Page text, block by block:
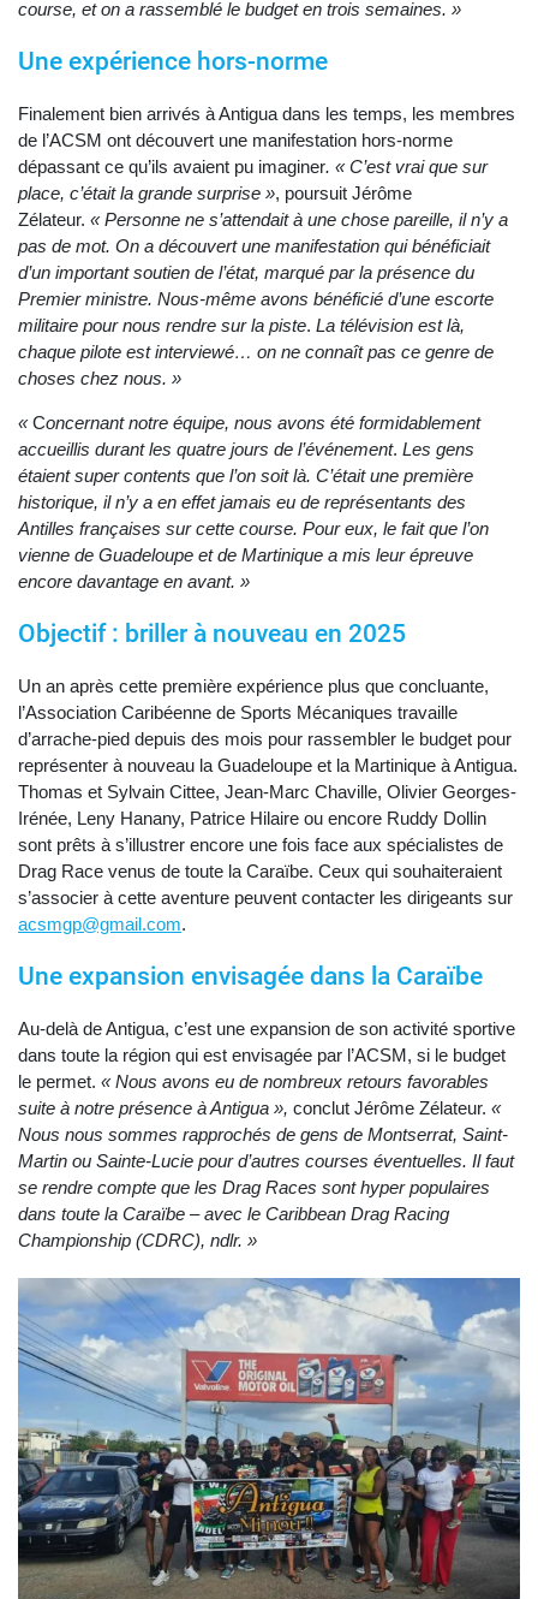
course, et on a rassemblé le budget en trois semaines. »
Une expérience hors-norme
Finalement bien arrivés à Antigua dans les temps, les membres
de l’ACSM ont découvert une manifestation hors-norme
dépassant ce qu’ils avaient pu imaginer. « C’est vrai que sur
place, c’était la grande surprise », poursuit Jérôme
Zélateur. « Personne ne s’attendait à une chose pareille, il n’y a
pas de mot. On a découvert une manifestation qui bénéficiait
d’un important soutien de l’état, marqué par la présence du
Premier ministre. Nous-même avons bénéficié d’une escorte
militaire pour nous rendre sur la piste. La télévision est là,
chaque pilote est interviewé… on ne connaît pas ce genre de
choses chez nous. »
«Concernant notre équipe, nous avons été formidablement
accueillis durant les quatre jours de l’événement. Les gens
étaient super contents que l’on soit là. C’était une première
historique, il n’y a en effet jamais eu de représentants des
Antilles françaises sur cette course. Pour eux, le fait que l’on
vienne de Guadeloupe et de Martinique a mis leur épreuve
encore davantage en avant. »
Objectif : briller à nouveau en 2025
Un an après cette première expérience plus que concluante,
l’Association Caribéenne de Sports Mécaniques travaille
d’arrache-pied depuis des mois pour rassembler le budget pour
représenter à nouveau la Guadeloupe et la Martinique à Antigua.
Thomas et Sylvain Cittee, Jean-Marc Chaville, Olivier Georges-
Irénée, Leny Hanany, Patrice Hilaire ou encore Ruddy Dollin
sont prêts à s’illustrer encore une fois face aux spécialistes de
Drag Race venus de toute la Caraïbe. Ceux qui souhaiteraient
s’associer à cette aventure peuvent contacter les dirigeants sur
acsmgp@gmail.com.
Une expansion envisagée dans la Caraïbe
Au-delà de Antigua, c’est une expansion de son activité sportive
dans toute la région qui est envisagée par l’ACSM, si le budget
le permet. « Nous avons eu de nombreux retours favorables
suite à notre présence à Antigua », conclut Jérôme Zélateur. «
Nous nous sommes rapprochés de gens de Montserrat, Saint-
Martin ou Sainte-Lucie pour d’autres courses éventuelles. Il faut
se rendre compte que les Drag Races sont hyper populaires
dans toute la Caraïbe – avec le Caribbean Drag Racing
Championship (CDRC), ndlr. »